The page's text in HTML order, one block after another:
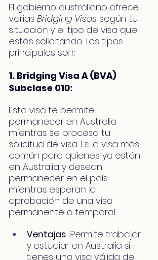
El gobierno australiano ofrece
varias Bridging Visas según tu
situación y el tipo de visa que
estás solicitando. Los tipos
principales son:
1. Bridging Visa A (BVA)
Subclase 010:
Esta visa te permite
permanecer en Australia
mientras se procesa tu
solicitud de visa. Es la visa más
común para quienes ya están
en Australia y desean
permanecer en el país
mientras esperan la
aprobación de una visa
permanente o temporal.
Ventajas: Permite trabajar
y estudiar en Australia si
tienes una visa válida de